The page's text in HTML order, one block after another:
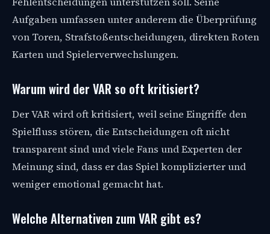
Aufgaben umfassen unter anderem die Überprüfung
von Toren, Strafstoßentscheidungen, direkten Roten
Karten und Spielerverwechslungen.
Warum wird der VAR so oft kritisiert?
Der VAR wird oft kritisiert, weil seine Eingriffe den
Spielfluss stören, die Entscheidungen oft nicht
transparent sind und viele Fans und Experten der
Meinung sind, dass er das Spiel komplizierter und
weniger emotional gemacht hat.
Welche Alternativen zum VAR gibt es?